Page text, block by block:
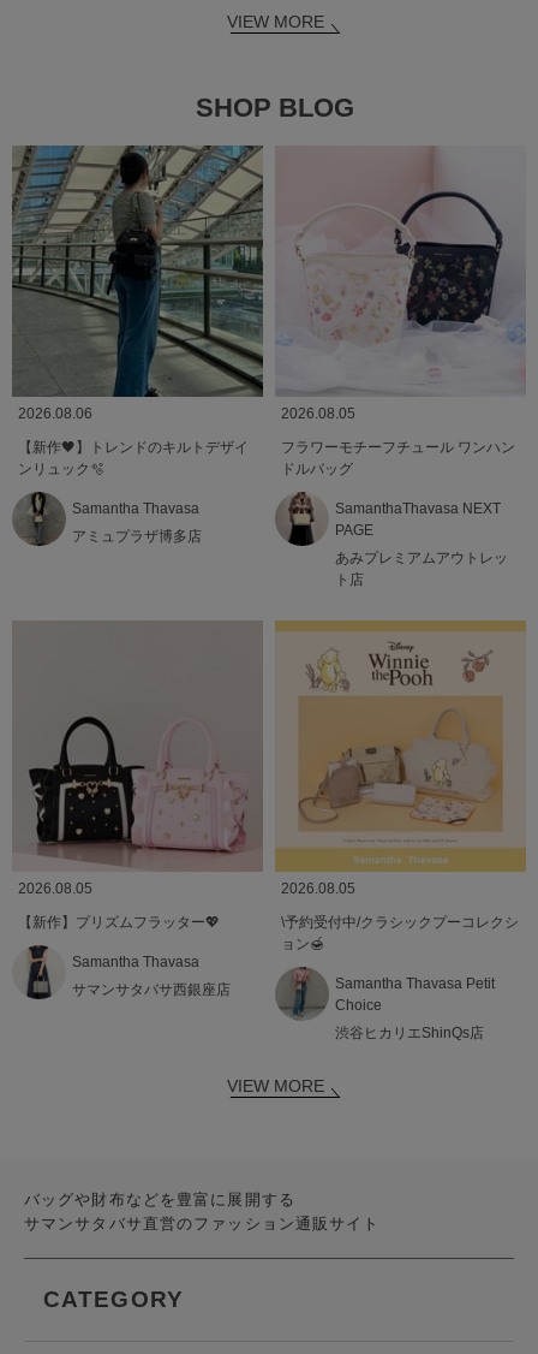
VIEW MORE
SHOP BLOG
2026.08.06
【新作🖤】トレンドのキルトデザイ
ンリュック🫧
Samantha Thavasa
アミュプラザ博多店
2026.08.05
フラワーモチーフチュール ワンハン
ドルバッグ
SamanthaThavasa NEXT
PAGE
あみプレミアムアウトレッ
ト店
2026.08.05
【新作】プリズムフラッター💖
Samantha Thavasa
サマンサタバサ西銀座店
2026.08.05
\予約受付中/クラシックプーコレクシ
ョン🍯
Samantha Thavasa Petit
Choice
渋谷ヒカリエShinQs店
VIEW MORE
バッグや財布などを豊富に展開する
サマンサタバサ直営のファッション通販サイト
CATEGORY